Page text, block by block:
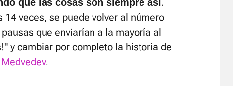
que las cosas son siempre así.
14 veces, se puede volver al número
que enviarían a la mayoría al
y cambiar por completo la historia de
.